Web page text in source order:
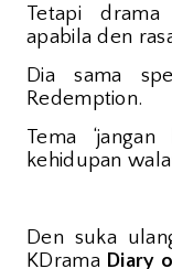
Tetapi
apabila den
Dia sama
Redemption.
Tema
kehidupan
Den suka
KDrama Diary